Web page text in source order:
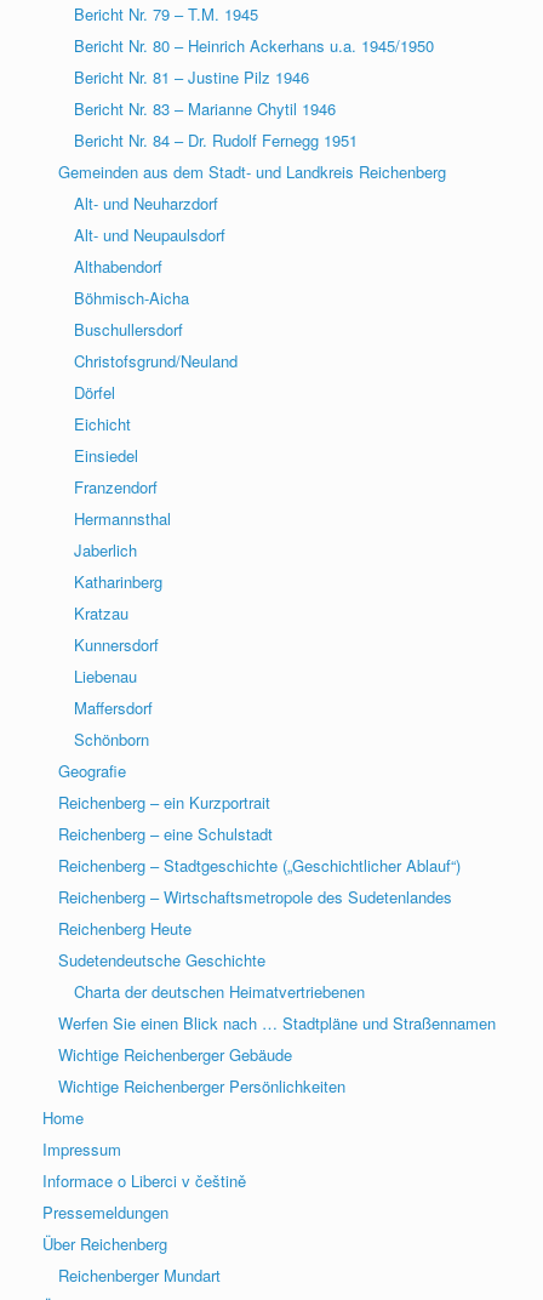
Bericht Nr. 79 – T.M. 1945
Bericht Nr. 80 – Heinrich Ackerhans u.a. 1945/1950
Bericht Nr. 81 – Justine Pilz 1946
Bericht Nr. 83 – Marianne Chytil 1946
Bericht Nr. 84 – Dr. Rudolf Fernegg 1951
Gemeinden aus dem Stadt- und Landkreis Reichenberg
Alt- und Neuharzdorf
Alt- und Neupaulsdorf
Althabendorf
Böhmisch-Aicha
Buschullersdorf
Christofsgrund/Neuland
Dörfel
Eichicht
Einsiedel
Franzendorf
Hermannsthal
Jaberlich
Katharinberg
Kratzau
Kunnersdorf
Liebenau
Maffersdorf
Schönborn
Geografie
Reichenberg – ein Kurzportrait
Reichenberg – eine Schulstadt
Reichenberg – Stadtgeschichte („Geschichtlicher Ablauf“)
Reichenberg – Wirtschaftsmetropole des Sudetenlandes
Reichenberg Heute
Sudetendeutsche Geschichte
Charta der deutschen Heimatvertriebenen
Werfen Sie einen Blick nach … Stadtpläne und Straßennamen
Wichtige Reichenberger Gebäude
Wichtige Reichenberger Persönlichkeiten
Home
Impressum
Informace o Liberci v češtině
Pressemeldungen
Über Reichenberg
Reichenberger Mundart